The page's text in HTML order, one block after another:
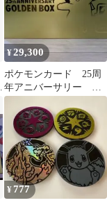
¥29,300
ポケモンカード 25周
年アニバーサリー ゴ
ールデンボックス サ
プライのみ箱付き
¥ 777